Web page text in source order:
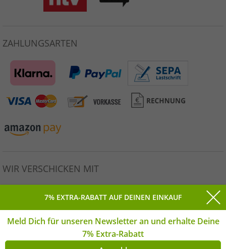
ZAHLUNGSARTEN
WIR VERSCHICKEN MIT
Alle Preise inkl. gesetzlicher MwSt. * Unverbindliche
Preisempfehlung des Herstellers. | © Copyright 2026
7% EXTRA-RABATT AUF DEINEN EINKAUF
Meld Dich für unseren Newsletter an und erhalte Deine
7% Extra-Rabatt